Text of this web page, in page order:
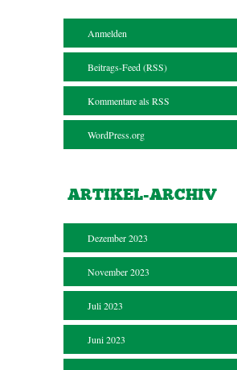
Anmelden
Beitrags-Feed (RSS)
Kommentare alsRSS
WordPress.org
ARTIKEL-ARCHIV
Dezember 2023
November 2023
Juli 2023
Juni 2023